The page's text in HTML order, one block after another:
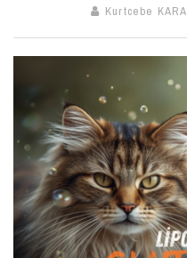
Kurtcebe KARA